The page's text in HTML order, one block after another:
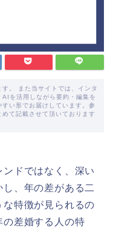
。 また当サイトでは、インタ
を活用しながら要約・編集を
い形でお届けしています。参
て記載させて頂いております
ンドではなく、深い
、年の差がある二
な特徴が見られるの
の差婚する人の特